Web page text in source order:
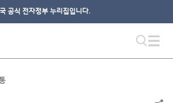
공식 전자정부 누리집입니다.